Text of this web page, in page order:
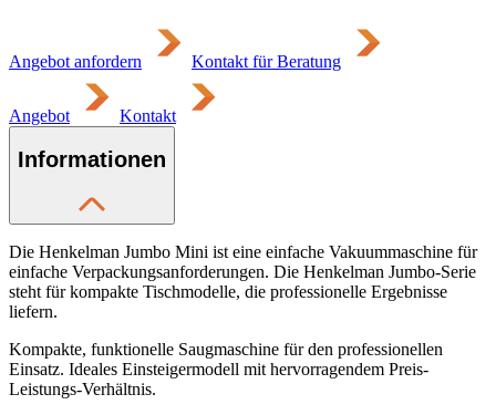
Angebot anfordern Kontakt für Beratung
Angebot Kontakt
Informationen
Die Henkelman Jumbo Mini ist eine einfache Vakuummaschine für
einfache Verpackungsanforderungen. Die Henkelman Jumbo-Serie
steht für kompakte Tischmodelle, die professionelle Ergebnisse
liefern.
Kompakte, funktionelle Saugmaschine für den professionellen
Einsatz. Ideales Einsteigermodell mit hervorragendem Preis-
Leistungs-Verhältnis.